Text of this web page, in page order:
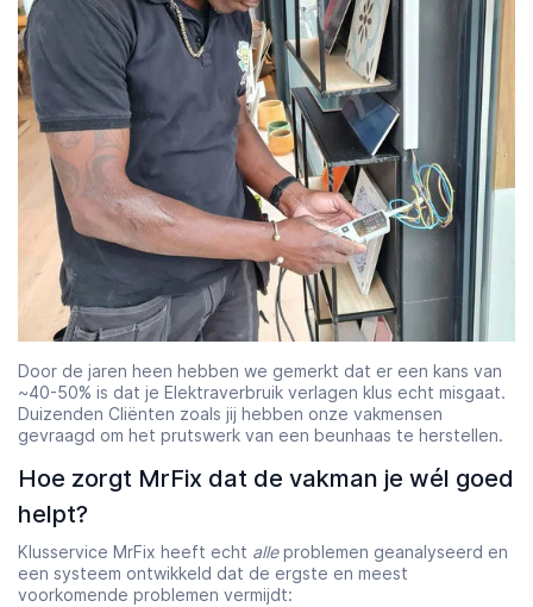
Door de jaren heen hebben we gemerkt dat er een kans van
~40-50% is dat je Elektraverbruik verlagen klus echt misgaat.
Duizenden Cliënten zoals jij hebben onze vakmensen
gevraagd om het prutswerk van een beunhaas te herstellen.
Hoe zorgt MrFix dat de vakman je wél goed
helpt?
Klusservice MrFix heeft echt alleproblemen geanalyseerd en
een systeem ontwikkeld dat de ergste en meest
voorkomende problemen vermijdt: